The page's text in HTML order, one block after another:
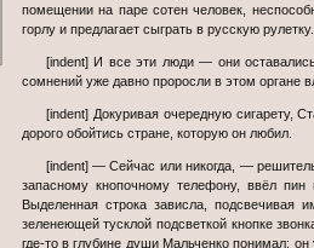
помещении на паре сотен человек,
горлу и предлагает сыграть в русскую рулетку.
[indent] И все эти люди — они оставались основной проблемой Станислава, которую он так и не смог решить. Семена
сомнений уже давно проросли в этом органе
[indent] Докуривая очередную сигарету, Стас понял: действовать нужно уже сейчас. Любое промедление может слишком
дорого обойтись стране, которую он любил.
[indent] — Сейчас или никогда, — решительно потушив бычок в наполненную доверху пепельницу, Мальченко потянулся к
запасному кнопочному телефону, ввёл
Выделенная строка зависла,
зеленеющей тусклой подсветкой кнопке
где-то в глубине души Мальченко понимал: